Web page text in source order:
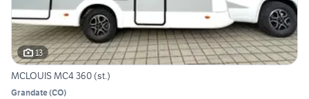
13
MCLOUIS MC4 360 (st.)
Grandate(CO)